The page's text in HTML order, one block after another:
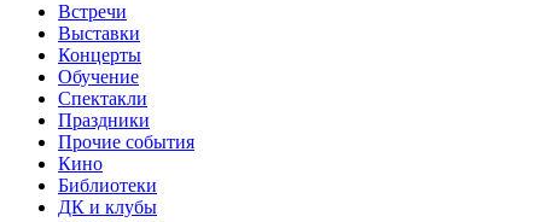
Встречи
Выставки
Концерты
Обучение
Спектакли
Праздники
Прочие события
Кино
Библиотеки
ДК и клубы